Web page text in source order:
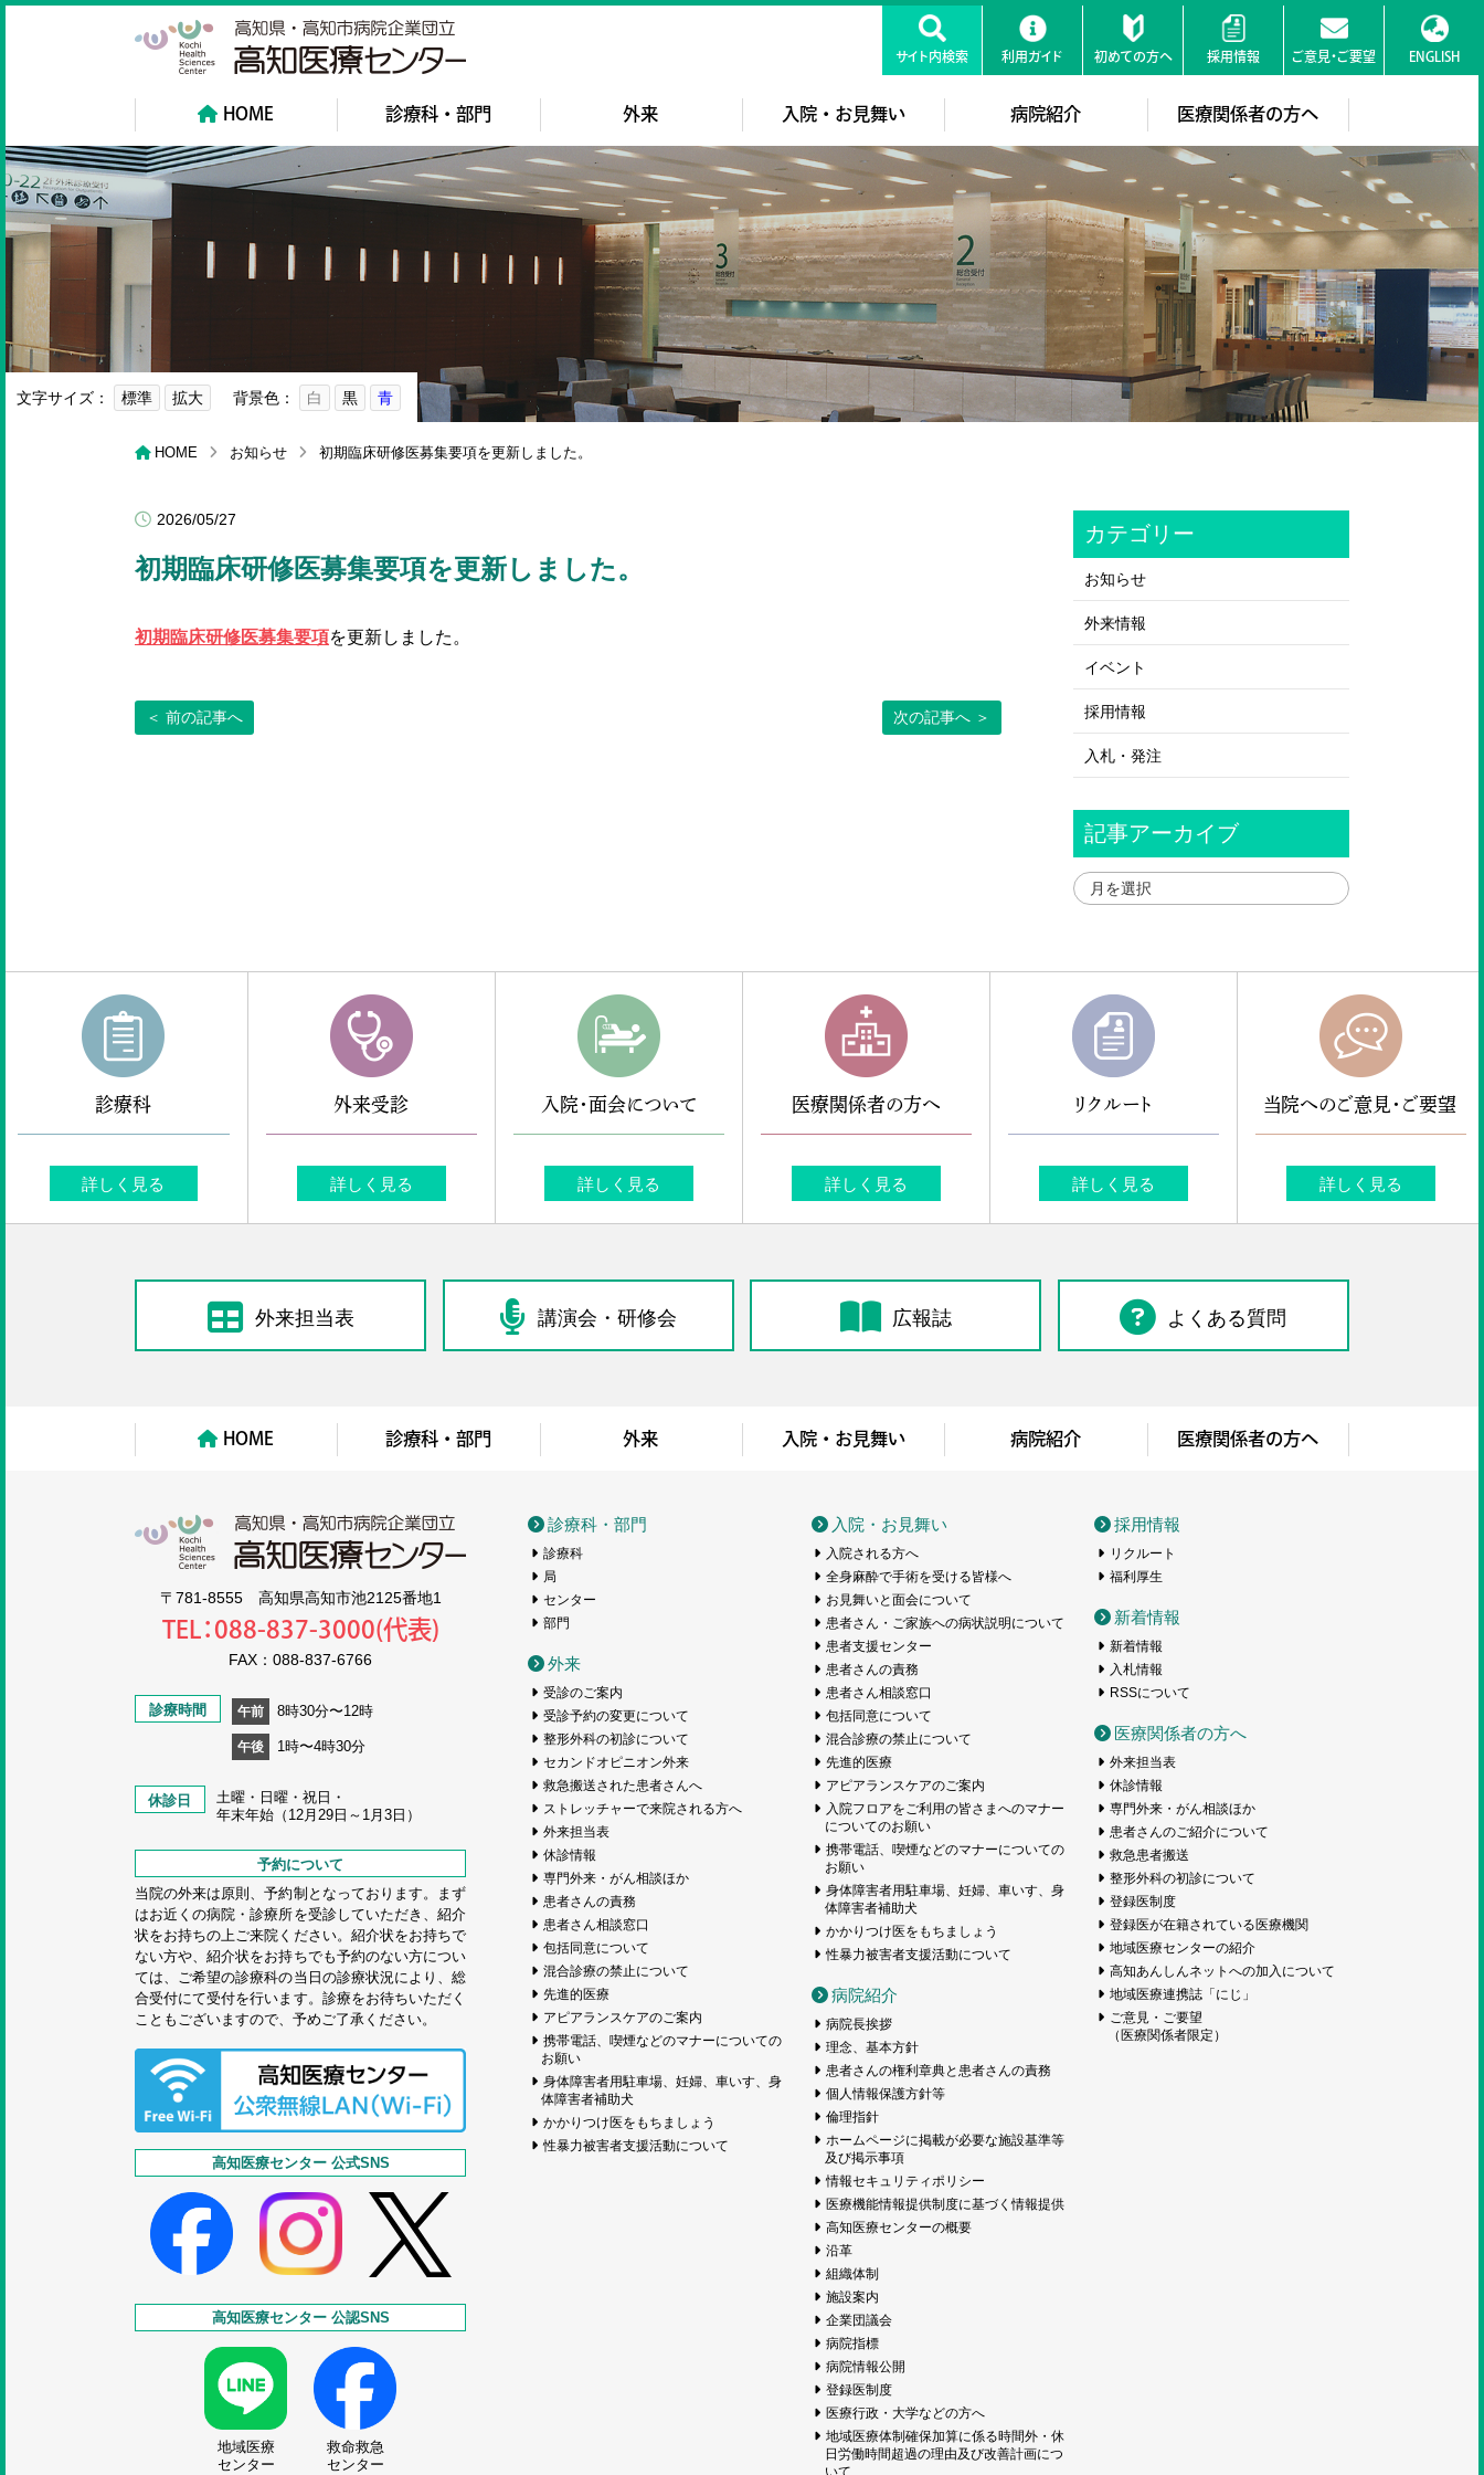
サイト内検索 利用ガイド 初めての方へ 採用情報 ご意見・ご要望 ENGLISH
HOME 診療科・部門 外来 入院・お見舞い 病院紹介 医療関係者の方へ
文字サイズ： 標準 拡大 背景色： 白 黒 青
HOME お知らせ 初期臨床研修医募集要項を更新しました。
2026/05/27
初期臨床研修医募集要項を更新しました。
初期臨床研修医募集要項を更新しました。
＜ 前の記事へ 次の記事へ ＞
カテゴリー
お知らせ
外来情報
イベント
採用情報
入札・発注
記事アーカイブ
診療科
詳しく見る
外来受診
詳しく見る
入院・面会について
詳しく見る
医療関係者の方へ
詳しく見る
リクルート
詳しく見る
当院へのご意見・ご要望
詳しく見る
外来担当表 講演会・研修会 広報誌 よくある質問
HOME 診療科・部門 外来 入院・お見舞い 病院紹介 医療関係者の方へ
高知医療センター
〒781-8555 高知県高知市池2125番地1
TEL：088-837-3000(代表)
FAX：088-837-6766
診療時間 午前 8時30分〜12時
午後 1時〜4時30分
休診日
土曜・日曜・祝日・
年末年始（12月29日～1月3日）
予約について
当院の外来は原則、予約制となっております。まず
はお近くの病院・診療所を受診していただき、紹介
状をお持ちの上ご来院ください。紹介状をお持ちで
ない方や、紹介状をお持ちでも予約のない方につい
ては、ご希望の診療科の当日の診療状況により、総
合受付にて受付を行います。診療をお待ちいただく
こともございますので、予めご了承ください。
高知医療センター 公式SNS
高知医療センター 公認SNS
地域医療
センター
救命救急
センター
診療科・部門
診療科
局
センター
部門
外来
受診のご案内
受診予約の変更について
整形外科の初診について
セカンドオピニオン外来
救急搬送された患者さんへ
ストレッチャーで来院される方へ
外来担当表
休診情報
専門外来・がん相談ほか
患者さんの責務
患者さん相談窓口
包括同意について
混合診療の禁止について
先進的医療
アピアランスケアのご案内
携帯電話、喫煙などのマナーについての
お願い
身体障害者用駐車場、妊婦、車いす、身
体障害者補助犬
かかりつけ医をもちましょう
性暴力被害者支援活動について
入院・お見舞い
入院される方へ
全身麻酔で手術を受ける皆様へ
お見舞いと面会について
患者さん・ご家族への病状説明について
患者支援センター
患者さんの責務
患者さん相談窓口
包括同意について
混合診療の禁止について
先進的医療
アピアランスケアのご案内
入院フロアをご利用の皆さまへのマナー
についてのお願い
携帯電話、喫煙などのマナーについての
お願い
身体障害者用駐車場、妊婦、車いす、身
体障害者補助犬
かかりつけ医をもちましょう
性暴力被害者支援活動について
病院紹介
病院長挨拶
理念、基本方針
患者さんの権利章典と患者さんの責務
個人情報保護方針等
倫理指針
ホームページに掲載が必要な施設基準等
及び掲示事項
情報セキュリティポリシー
医療機能情報提供制度に基づく情報提供
高知医療センターの概要
沿革
組織体制
施設案内
企業団議会
病院指標
病院情報公開
登録医制度
医療行政・大学などの方へ
地域医療体制確保加算に係る時間外・休
日労働時間超過の理由及び改善計画につ
採用情報
リクルート
福利厚生
新着情報
新着情報
入札情報
RSSについて
医療関係者の方へ
外来担当表
休診情報
専門外来・がん相談ほか
患者さんのご紹介について
救急患者搬送
整形外科の初診について
登録医制度
登録医が在籍されている医療機関
地域医療センターの紹介
高知あんしんネットへの加入について
地域医療連携誌「にじ」
ご意見・ご要望
（医療関係者限定）